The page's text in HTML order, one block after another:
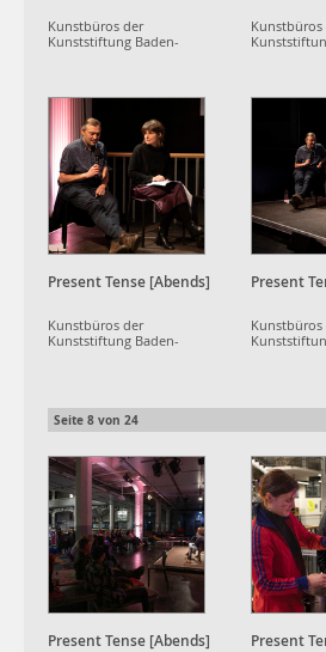
Kunstbüros der
Kunststiftung Baden-
Kunstbüros
Present Tense [Abends]
Kunstbüros der
Kunststiftung Baden-
Present
Kunstbüros
Seite 8 von 24
Present Tense [Abends] Present